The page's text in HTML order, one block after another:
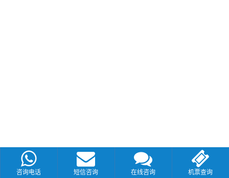
咨询电话 短信咨询 在线咨询 机票查询